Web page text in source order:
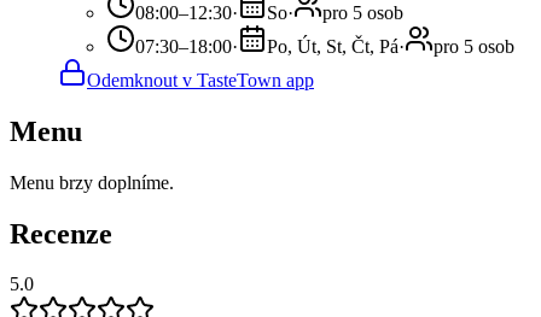
08:00–12:30· So·
pro 5 osob
07:30–18:00· Po, Út, St, Čt, Pá·
pro 5 osob
Odemknout v TasteTown app
Menu
Menu brzy doplníme.
Recenze
5.0